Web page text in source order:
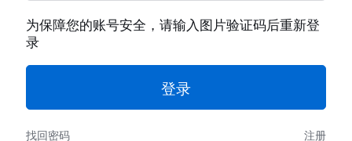
为保障您的账号安全，请输入图片验证码后重新登
录
找回密码 注册